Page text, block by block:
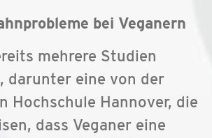
bei Veganern
mehrere Studien
darunter eine von der
Hochschule Hannover, die
dass Veganer eine